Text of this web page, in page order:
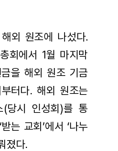
외 원조에 나섰다.
회에서 1월 마지막
을 해외 원조 기금
터다. 해외 원조는
(당시 인성회)를 통
는 교회’에서 ‘나누
졌다.